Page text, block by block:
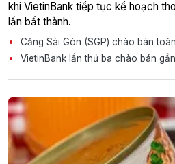
khi VietinBank tiếp tục kế hoạch
lần bất thành.
Cảng Sài Gòn (SGP) chào bán
VietinBank lần thứ ba chào bán